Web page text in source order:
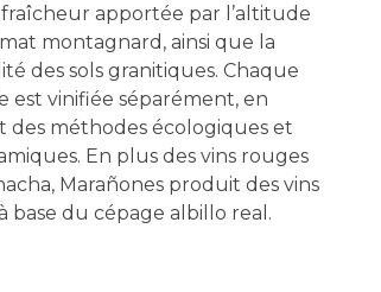
fraîcheur apportée par l’altitude
montagnard, ainsi que la
des sols granitiques. Chaque
est vinifiée séparément, en
des méthodes écologiques et
En plus des vins rouges
Marañones produit des vins
base du cépage albillo real.